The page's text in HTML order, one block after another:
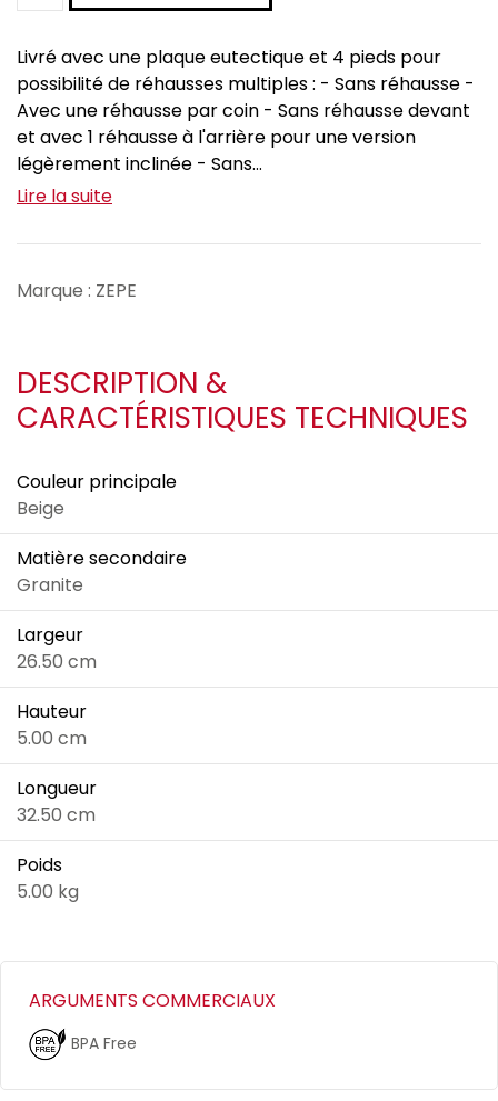
Livré avec une plaque eutectique et 4 pieds pour
possibilité de réhausses multiples : - Sans réhausse -
Avec une réhausse par coin - Sans réhausse devant
et avec 1 réhausse à l'arrière pour une version
légèrement inclinée - Sans...
Lire la suite
Marque : ZEPE
DESCRIPTION &
CARACTÉRISTIQUES TECHNIQUES
Couleur principale
Beige
Matière secondaire
Granite
Largeur
26.50 cm
Hauteur
5.00 cm
Longueur
32.50 cm
Poids
5.00 kg
ARGUMENTS COMMERCIAUX
BPA Free